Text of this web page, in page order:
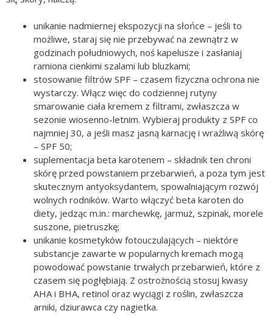
unikanie nadmiernej ekspozycji na słońce – jeśli to
możliwe, staraj się nie przebywać na zewnątrz w
godzinach południowych, noś kapelusze i zasłaniaj
ramiona cienkimi szalami lub bluzkami;
stosowanie filtrów SPF – czasem fizyczna ochrona nie
wystarczy. Włącz więc do codziennej rutyny
smarowanie ciała kremem z filtrami, zwłaszcza w
sezonie wiosenno-letnim. Wybieraj produkty z SPF co
najmniej 30, a jeśli masz jasną karnację i wrażliwą skórę
– SPF 50;
suplementacja beta karotenem – składnik ten chroni
skórę przed powstaniem przebarwień, a poza tym jest
skutecznym antyoksydantem, spowalniającym rozwój
wolnych rodników. Warto włączyć beta karoten do
diety, jedząc m.in.: marchewkę, jarmuż, szpinak, morele
suszone, pietruszkę;
unikanie kosmetyków fotouczulających – niektóre
substancje zawarte w popularnych kremach mogą
powodować powstanie trwałych przebarwień, które z
czasem się pogłębiają. Z ostrożnością stosuj kwasy
AHA i BHA, retinol oraz wyciągi z roślin, zwłaszcza
arniki, dziurawca czy nagietka.